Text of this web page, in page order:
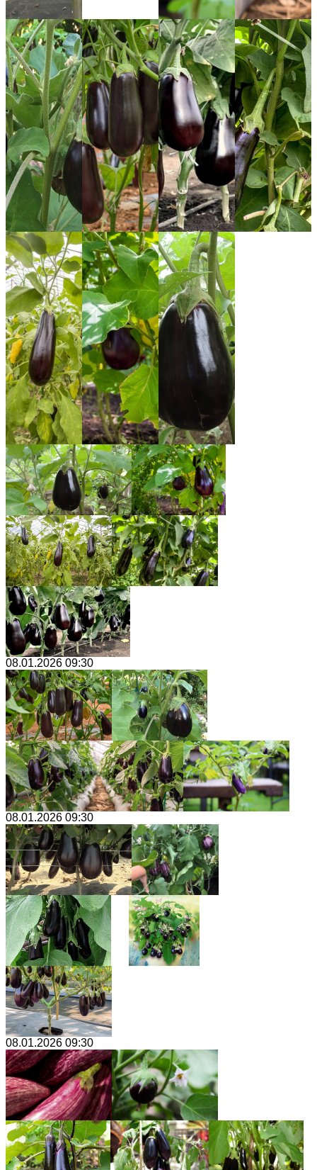
08.01.2026 09:30
08.01.2026 09:30
08.01.2026 09:30